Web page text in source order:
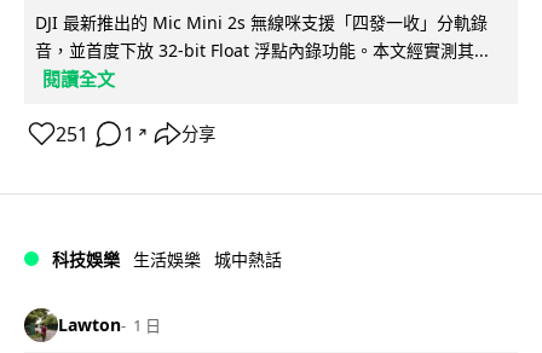
DJI 最新推出的 Mic Mini 2s 無線咪支援「四發一收」分軌錄
音，並首度下放 32-bit Float 浮點內錄功能。本文經實測其...
閱讀全文
251 1 ↗ 分享
科技娛樂 生活娛樂 城中熱話
Lawton 1 日